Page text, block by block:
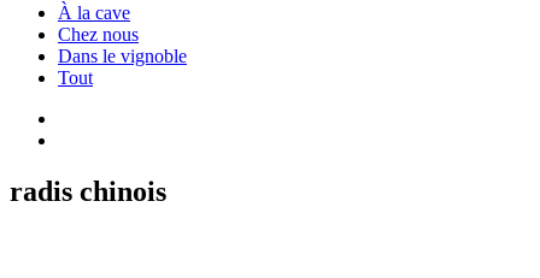
À la cave
Chez nous
Dans le vignoble
Tout
radis chinois